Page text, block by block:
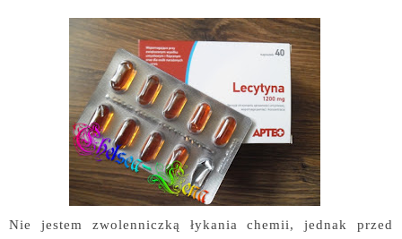
Nie jestem zwolenniczką łykania chemii, jednak przed